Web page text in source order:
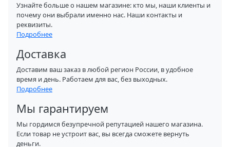
Узнайте больше о нашем магазине: кто мы, наши клиенты и
почему они выбрали именно нас. Наши контакты и
реквизиты.
Подробнее
Доставка
Доставим ваш заказ в любой регион России, в удобное
время и день. Работаем для вас, без выходных.
Подробнее
Мы гарантируем
Мы гордимся безупречной репутацией нашего магазина.
Если товар не устроит вас, вы всегда сможете вернуть
деньги.